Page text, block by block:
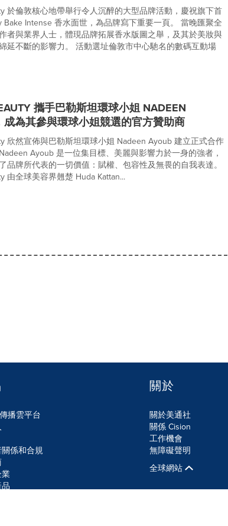
於倫敦核心地帶舉行令人沉醉的大型品牌活動，慶祝旗下首
Bake Intense 香水面世，為品牌寫下重要一頁。 當晚匯聚全
者與業界人士，體現品牌拓展香水版圖之舉，及其於美妝與
延不斷的影響力。 活動選址倫敦市中心馳名的數碼互動場
攜手巴勒斯坦環球小姐 NADEEN
成為其參與環球小姐競選的官方贊助商
欣然宣佈與巴勒斯坦環球小姐 Nadeen Ayoub 建立正式合作
Ayoub 是一位集目標、美麗與影響力於一身的強者，
品牌所代表的一切價值：賦權、包容性及無畏的自我表達。
由全球美容界翹楚 Huda Kattan...
播雲平台
係和合規
關於
關於美通社
關係 Cision
工作機會
無障礙聲明
全球網站